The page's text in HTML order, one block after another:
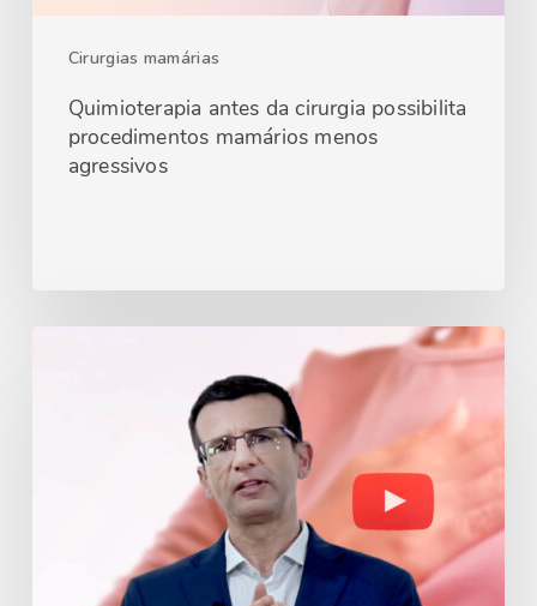
Cirurgias mamárias
Quimioterapia antes da cirurgia possibilita
procedimentos mamários menos
agressivos